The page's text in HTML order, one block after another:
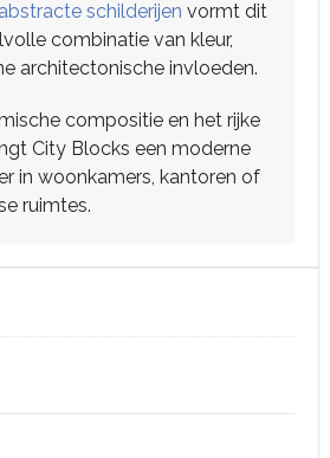
abstracte schilderijen vormt dit
combinatie van kleur,
architectonische invloeden.
compositie en het rijke
City Blocks een moderne
in woonkamers, kantoren of
ruimtes.